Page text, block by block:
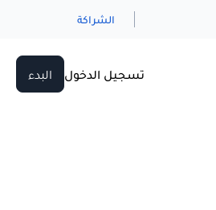
الشراكة
تسجيل الدخول البدء